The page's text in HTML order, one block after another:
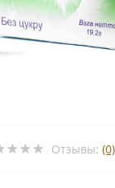
Отзывы: (0)